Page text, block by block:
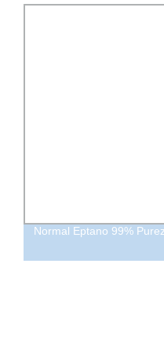
99% Purezza